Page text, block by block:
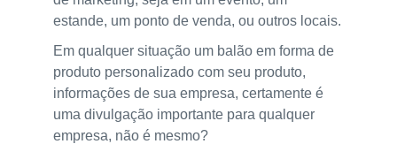
estande, um ponto de venda, ou outros locais.
Em qualquer situação um balão em forma de
produto personalizado com seu produto,
informações de sua empresa, certamente é
uma divulgação importante para qualquer
empresa, não é mesmo?